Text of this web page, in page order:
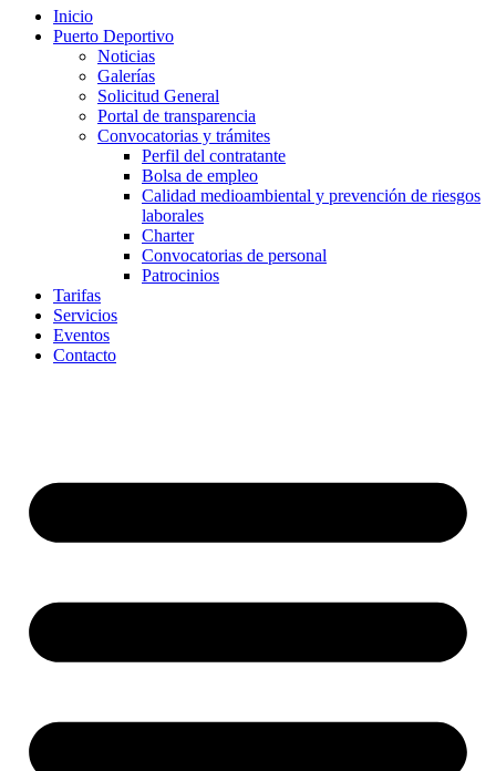
Inicio
Puerto Deportivo
Noticias
Galerías
Solicitud General
Portal de transparencia
Convocatorias y trámites
Perfil del contratante
Bolsa de empleo
Calidad medioambiental y prevención de riesgos
laborales
Charter
Convocatorias de personal
Patrocinios
Tarifas
Servicios
Eventos
Contacto